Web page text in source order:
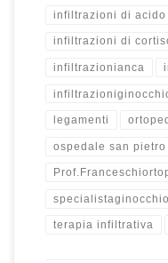
infiltrazioni di acido
infiltrazioni di
infiltrazionianca
legamenti
ospedale san
terapia infiltrativa